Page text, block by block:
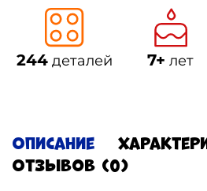
244 деталей 7+ лет
Описание
Отзывов (0)